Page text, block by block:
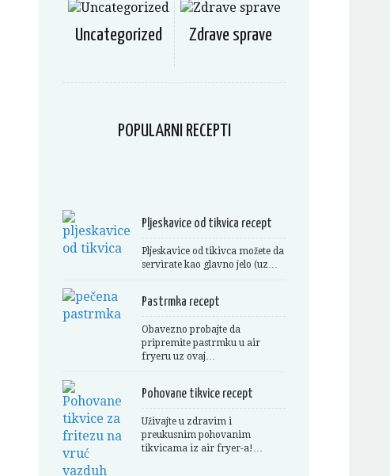
Uncategorized Zdrave sprave
POPULARNI RECEPTI
Pljeskavice od tikvica recept
Pljeskavice od tikivca možete da
servirate kao glavno jelo (uz…
Pastrmka recept
Obavezno probajte da
pripremite pastrmku u air
fryeru uz ovaj…
Pohovane tikvice recept
Uživajte u zdravim i
preukusnim pohovanim
tikvicama iz air fryer-a!…